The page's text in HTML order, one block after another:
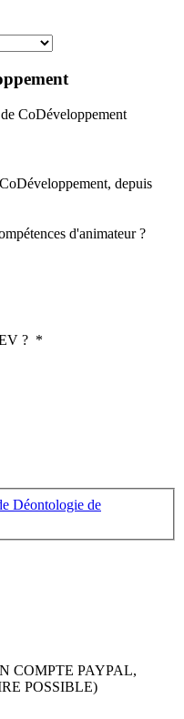
CoDéveloppement
depuis
d'animateur ?
? *
Déontologie de
COMPTE PAYPAL,
POSSIBLE)